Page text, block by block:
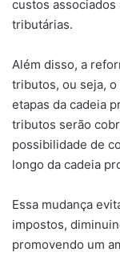
custos
tributárias.
Além disso, a
tributos, ou seja,
etapas da cadeia
tributos serão
possibilidade de
longo da cadeia
Essa mudança
impostos,
promovendo um